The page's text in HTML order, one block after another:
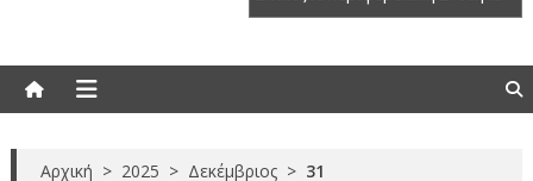
Αρχική > 2025 > Δεκέμβριος > 31